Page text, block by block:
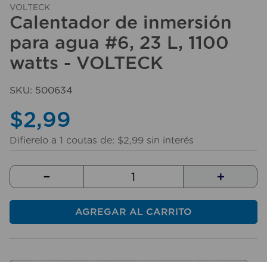
VOLTECK
Calentador de inmersión
para agua #6, 23 L, 1100
watts - VOLTECK
SKU: 500634
$2,99
Difierelo a 1 coutas de: $2,99 sin interés
＋
－
AGREGAR AL CARRITO
6.
escritorio
7.
cerradura
8.
aspiradora
9.
lavamanos
10. taladro